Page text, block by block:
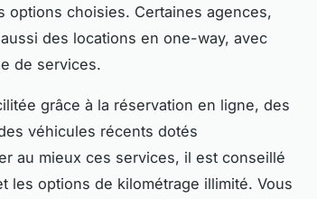
choisies. Certaines agences,
des locations en one-way, avec
de services.
grâce à la réservation en ligne, des
véhicules récents dotés
au mieux ces services, il est conseillé
les options de kilométrage illimité. Vous